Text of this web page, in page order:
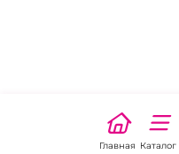
Главная Каталог